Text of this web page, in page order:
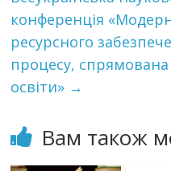
конференція
ресурсного
процесу,
освіти» →
Вам також